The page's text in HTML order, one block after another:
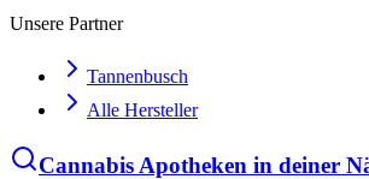
Unsere Partner
Tannenbusch
Alle Hersteller
Cannabis Apotheken in deiner